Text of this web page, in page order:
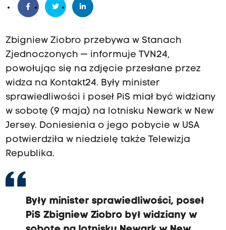
Zbigniew Ziobro przebywa w Stanach
Zjednoczonych — informuje TVN24,
powołując się na zdjęcie przesłane przez
widza na Kontakt24. Były minister
sprawiedliwości i poseł PiS miał być widziany
w sobotę (9 maja) na lotnisku Newark w New
Jersey. Doniesienia o jego pobycie w USA
potwierdziła w niedzielę także Telewizja
Republika.
Były minister sprawiedliwości, poseł
PiS Zbigniew Ziobro był widziany w